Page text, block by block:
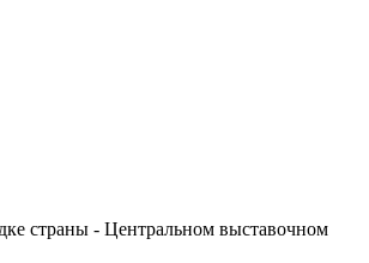
страны - Центральном выставочном